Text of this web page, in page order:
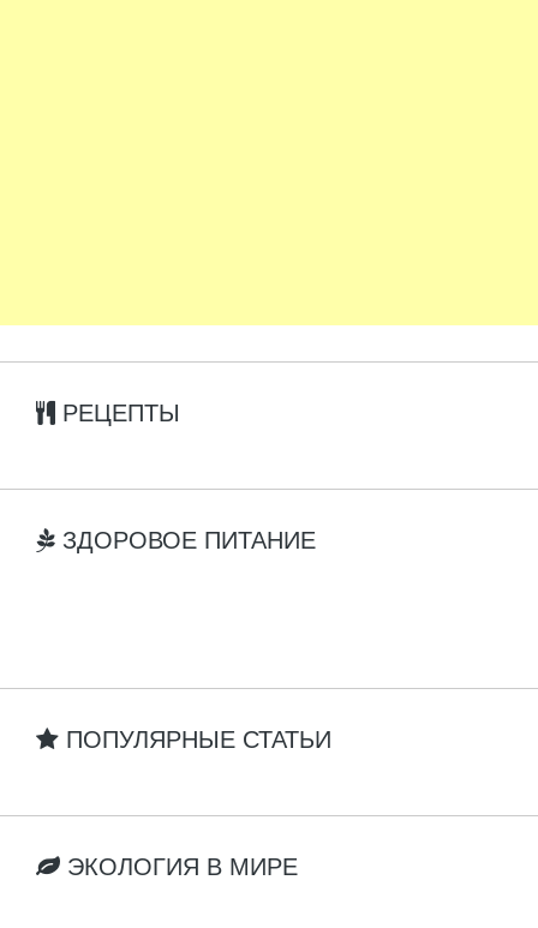
РЕЦЕПТЫ
ЗДОРОВОЕ ПИТАНИЕ
ПОПУЛЯРНЫЕ СТАТЬИ
ЭКОЛОГИЯ В МИРЕ